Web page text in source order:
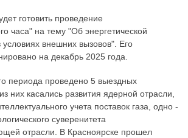
готовить проведение
часа" на тему "Об энергетической
условиях внешних вызовов". Его
на декабрь 2025 года.
периода проведено 5 выездных
них касались развития ядерной отрасли,
учета поставок газа, одно -
суверенитета
отрасли. В Красноярске прошел